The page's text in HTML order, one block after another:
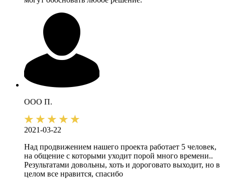
ООО П.
2021-03-22
Над продвижением нашего проекта работает 5 человек,
на общение с которыми уходит порой много времени..
Результатами довольны, хоть и дороговато выходит, но в
целом все нравится, спасибо